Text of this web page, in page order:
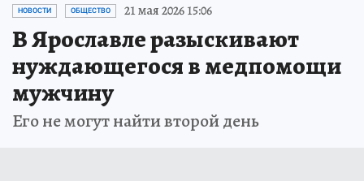
НОВОСТИ ОБЩЕСТВО 21 мая 2026 15:06
В Ярославле разыскивают
нуждающегося в медпомощи
мужчину
Его не могут найти второй день